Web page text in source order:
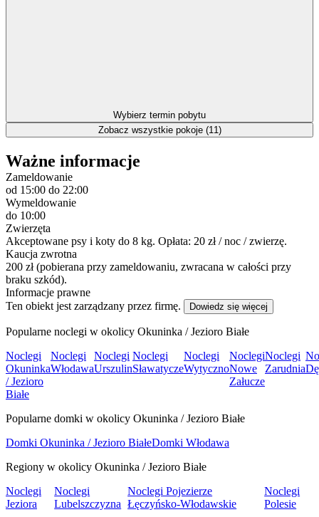
Wybierz termin pobytu
Zobacz wszystkie pokoje (11)
Ważne informacje
Zameldowanie
od 15:00 do 22:00
Wymeldowanie
do 10:00
Zwierzęta
Akceptowane psy i koty do 8 kg. Opłata: 20 zł / noc / zwierzę.
Kaucja zwrotna
200 zł (pobierana przy zameldowaniu, zwracana w całości przy
braku szkód).
Informacje prawne
Ten obiekt jest zarządzany przez firmę.
Dowiedz się więcej
Popularne noclegi w okolicy Okuninka / Jezioro Białe
Noclegi
Okuninka
/ Jezioro
Białe
Noclegi
Włodawa
Noclegi
Urszulin
Noclegi
Sławatycze
Noclegi
Wytyczno
Noclegi
Nowe
Załucze
Noclegi
Zarudnia
Popularne domki w okolicy Okuninka / Jezioro Białe
Domki Okuninka / Jezioro BiałeDomki Włodawa
Regiony w okolicy Okuninka / Jezioro Białe
Noclegi
Jeziora
Noclegi
Lubelszczyzna
Noclegi Pojezierze
Łęczyńsko-Włodawskie
Noclegi
Polesie